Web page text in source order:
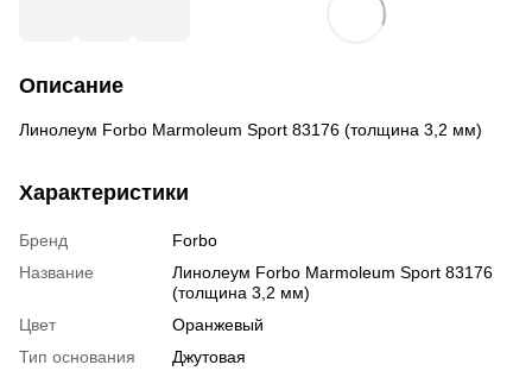
Описание
Линолеум Forbo Marmoleum Sport 83176 (толщина 3,2 мм)
Характеристики
Бренд
Forbo
Название
Линолеум Forbo Marmoleum Sport 83176
(толщина 3,2 мм)
Цвет
Оранжевый
Тип основания
Джутовая